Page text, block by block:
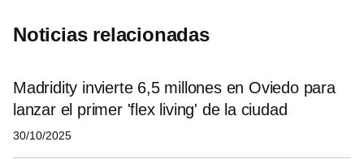
Noticias relacionadas
Madridity invierte 6,5 millones en Oviedo para
lanzar el primer 'flex living' de la ciudad
30/10/2025